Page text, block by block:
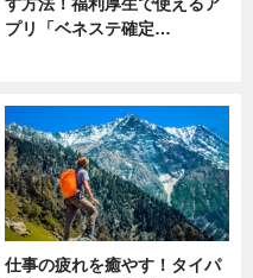
す方法！福利厚生で使えるア
プリ「ベネステ確定…
仕事の疲れを癒やす！タイパ